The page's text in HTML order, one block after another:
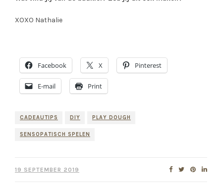
XOXO Nathalie
Facebook X Pinterest
E-mail Print
CADEAUTIPS DIY PLAY DOUGH
SENSOPATISCH SPELEN
19 SEPTEMBER 2019